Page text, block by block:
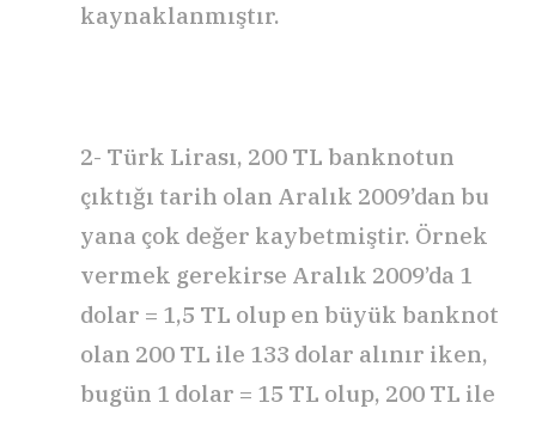
kaynaklanmıştır.
2- Türk Lirası, 200 TL banknotun
çıktığı tarih olan Aralık 2009’dan bu
yana çok değer kaybetmiştir. Örnek
vermek gerekirse Aralık 2009’da 1
dolar = 1,5 TL olup en büyük banknot
olan 200 TL ile 133 dolar alınır iken,
bugün 1 dolar = 15 TL olup, 200 TL ile